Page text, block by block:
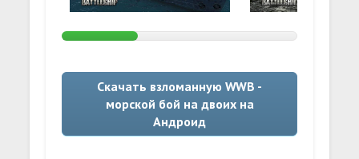
Скачать взломанную WWB -
морской бой на двоих на
Андроид